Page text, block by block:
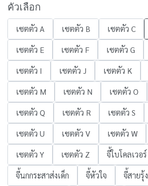
คัวเลือก
เซตตัว A เซตตัว B เซตตัว C
เซตตัว E
เซตตัว F เซตตัว G
เซตตัว I
เซตตัว J เซตตัว K
เซตตัว M
เซตตัว N เซตตัว O
เซตตัว Q
เซตตัว R เซตตัว S
เซตตัว U
เซตตัว V เซตตัว W
เซตตัว Y
เซตตัว Z จี้ใบโคลเวอร์
จี้นกกระสาส่งเด็ก
จี้หัวใจ
จี้สายรุ้ง